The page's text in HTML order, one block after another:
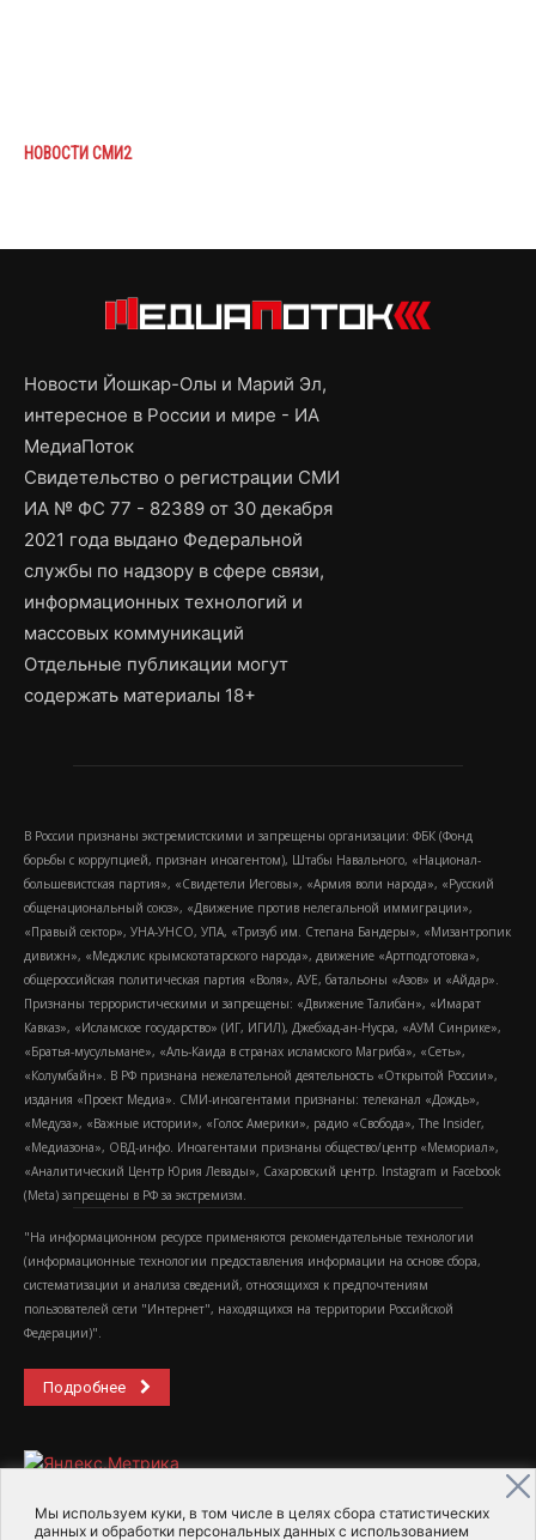
Мы используем куки, в том числе в целях сбора статистических
данных и обработки персональных данных с использованием
НОВОСТИ СМИ2
Новости Йошкар-Олы и Марий Эл,
интересное в России и мире - ИА
МедиаПоток
Свидетельство о регистрации СМИ
ИА № ФС 77 - 82389 от 30 декабря
2021 года выдано Федеральной
службы по надзору в сфере связи,
информационных технологий и
массовых коммуникаций
Отдельные публикации могут
содержать материалы 18+
В России признаны экстремистскими и запрещены организации: ФБК (Фонд
борьбы с коррупцией, признан иноагентом), Штабы Навального, «Национал-
большевистская партия», «Свидетели Иеговы», «Армия воли народа», «Русский
общенациональный союз», «Движение против нелегальной иммиграции»,
«Правый сектор», УНА-УНСО, УПА, «Тризуб им. Степана Бандеры», «Мизантропик
дивижн», «Меджлис крымскотатарского народа», движение «Артподготовка»,
общероссийская политическая партия «Воля», АУЕ, батальоны «Азов» и «Айдар».
Признаны террористическими и запрещены: «Движение Талибан», «Имарат
Кавказ», «Исламское государство» (ИГ, ИГИЛ), Джебхад-ан-Нусра, «АУМ Синрике»,
«Братья-мусульмане», «Аль-Каида в странах исламского Магриба», «Сеть»,
«Колумбайн». В РФ признана нежелательной деятельность «Открытой России»,
издания «Проект Медиа». СМИ-иноагентами признаны: телеканал «Дождь»,
«Медуза», «Важные истории», «Голос Америки», радио «Свобода», The Insider,
«Медиазона», ОВД-инфо. Иноагентами признаны общество/центр «Мемориал»,
«Аналитический Центр Юрия Левады», Сахаровский центр. Instagram и Facebook
(Metа) запрещены в РФ за экстремизм.
"На информационном ресурсе применяются рекомендательные технологии
(информационные технологии предоставления информации на основе сбора,
систематизации и анализа сведений, относящихся к предпочтениям
пользователей сети "Интернет", находящихся на территории Российской
Федерации)".
Подробнее